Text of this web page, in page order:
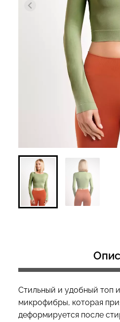
Стильный и удобный топ
микрофибры, которая
деформируется после
Бесшовные
микрофибры
(черный) Giulia
552 грн. 789 грн.
CAMI TOP RIB white